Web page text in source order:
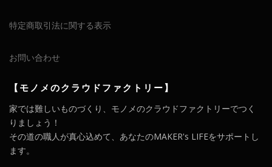
特定商取引法に関する表示
お問い合わせ
【モノメのクラウドファクトリー】
家では難しいものづくり、モノメのクラウドファクトリーでつく
りましょう！
その道の職人が真心込めて、あなたのMAKER's LIFEをサポートし
ます。